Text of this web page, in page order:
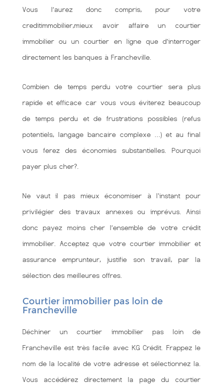
Vous l’aurez donc compris, pour votre
creditimmobilier,mieux avoir affaire un courtier
immobilier ou un courtier en ligne que d’interroger
directement les banques à Francheville.
Combien de temps perdu votre courtier sera plus
rapide et efficace car vous vous éviterez beaucoup
de temps perdu et de frustrations possibles (refus
potentiels, langage bancaire complexe …) et au final
vous ferez des économies substantielles. Pourquoi
payer plus cher?.
Ne vaut il pas mieux économiser à l'instant pour
privilégier des travaux annexes ou imprévus. Ainsi
donc payez moins cher l’ensemble de votre crédit
immobilier. Acceptez que votre courtier immobilier et
assurance emprunteur, justifie son travail, par la
sélection des meilleures offres.
Courtier immobilier pas loin de
Francheville
Déchiner un courtier immobilier pas loin de
Francheville est très facile avec KG Crédit. Frappez le
nom de la localité de votre adresse et sélectionnez la.
Vous accédérez directement la page du courtier